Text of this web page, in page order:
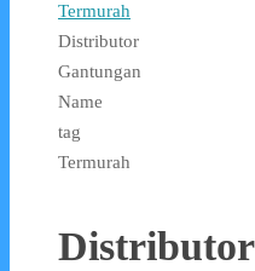
Termurah
Distributor
Gantungan
Name
tag
Termurah
Distributor